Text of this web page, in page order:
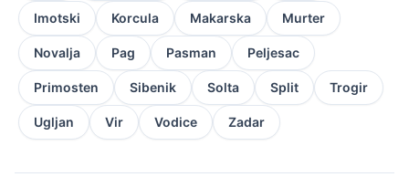
Imotski Korcula Makarska Murter
Novalja Pag Pasman Peljesac
Primosten Sibenik Solta Split Trogir
Ugljan Vir Vodice Zadar